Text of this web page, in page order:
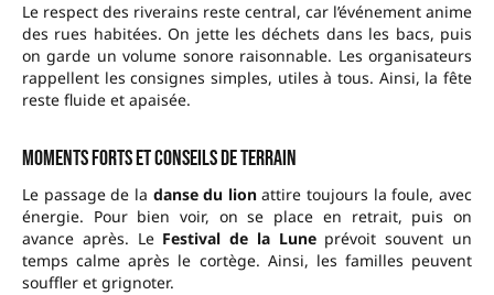
Le respect des riverains reste central, car l’événement anime
des rues habitées. On jette les déchets dans les bacs, puis
on garde un volume sonore raisonnable. Les organisateurs
rappellent les consignes simples, utiles à tous. Ainsi, la fête
reste fluide et apaisée.
Moments forts et conseils de terrain
Le passage de la danse du lionattire toujours la foule, avec
énergie. Pour bien voir, on se place en retrait, puis on
avance après. Le Festival de la Luneprévoit souvent un
temps calme après le cortège. Ainsi, les familles peuvent
souffler et grignoter.